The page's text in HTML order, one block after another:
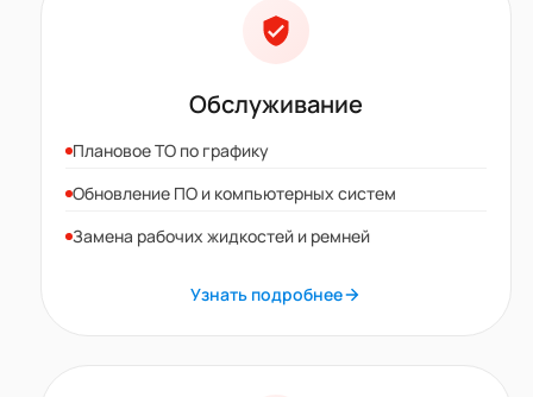
Обслуживание
Плановое ТО по графику
Обновление ПО и компьютерных систем
Замена рабочих жидкостей и ремней
Узнать подробнее